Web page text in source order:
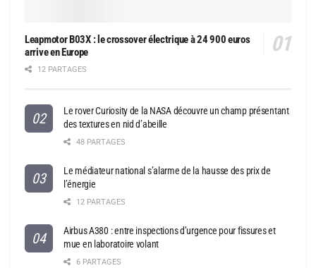
Leapmotor B03X : le crossover électrique à 24 900 euros
arrive en Europe
12 PARTAGES
Le rover Curiosity de la NASA découvre un champ présentant
des textures en nid d’abeille
48 PARTAGES
Le médiateur national s’alarme de la hausse des prix de
l’énergie
12 PARTAGES
Airbus A380 : entre inspections d’urgence pour fissures et
mue en laboratoire volant
6 PARTAGES